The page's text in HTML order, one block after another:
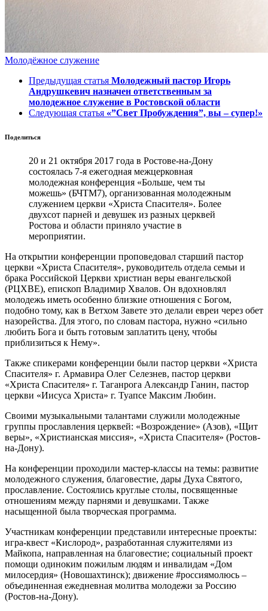
Молодёжное служение
Предыдущая статья Молодежный пастор Игорь
Андрушкевич назначен ответственным за
молодежное служение в Ростовской области
Следующая статья «”Свет Пробуждения”, вы – супер!»
Поделиться
20 и 21 октября 2017 года в Ростове-на-Дону
состоялась 7-я ежегодная межцерковная
молодежная конференция «Больше, чем ты
можешь» (БЧТМ7), организованная молодежным
служением церкви «Христа Спасителя». Более
двухсот парней и девушек из разных церквей
Ростова и области приняло участие в
мероприятии.
На открытии конференции проповедовал старший пастор
церкви «Христа Спасителя», руководитель отдела семьи и
брака Российской Церкви христиан веры евангельской
(РЦХВЕ), епископ Владимир Хвалов. Он вдохновлял
молодежь иметь особенно близкие отношения с Богом,
подобно тому, как в Ветхом Завете это делали евреи через обет
назорейства. Для этого, по словам пастора, нужно «сильно
любить Бога и быть готовым заплатить цену, чтобы
приблизиться к Нему».
Также спикерами конференции были пастор церкви «Христа
Спасителя» г. Армавира Олег Селезнев, пастор церкви
«Христа Спасителя» г. Таганрога Александр Ганин, пастор
церкви «Иисуса Христа» г. Туапсе Максим Любин.
Своими музыкальными талантами служили молодежные
группы прославления церквей: «Возрождение» (Азов), «Щит
веры», «Христианская миссия», «Христа Спасителя» (Ростов-
на-Дону).
На конференции проходили мастер-классы на темы: развитие
молодежного служения, благовестие, дары Духа Святого,
прославление. Состоялись круглые столы, посвященные
отношениям между парнями и девушками. Также
насыщенной была творческая программа.
Участникам конференции представили интересные проекты:
игра-квест «Кислород», разработанная служителями из
Майкопа, направленная на благовестие; социальный проект
помощи одиноким пожилым людям и инвалидам «Дом
милосердия» (Новошахтинск); движение #россиямолюсь –
объединенная ежедневная молитва молодежи за Россию
(Ростов-на-Дону).